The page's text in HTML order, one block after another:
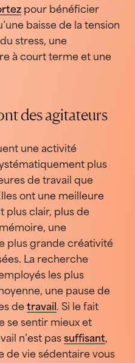
pour bénéficier
baisse de la tension
stress, une
à court terme et une
des agitateurs
une activité
plus
de travail que
ont une meilleure
plus clair, plus de
une
plus grande créativité
La recherche
les plus
une pause de
de travail . Si le fait
se sentir mieux et
n’est pas suffisant,
de vie sédentaire vous